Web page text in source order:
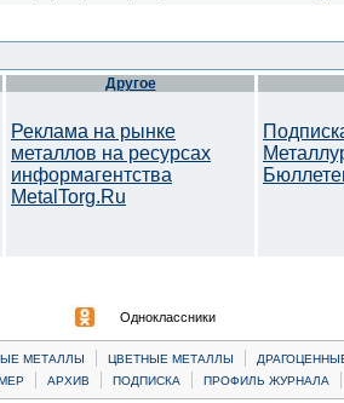
Другое
Реклама на рынке
металлов на ресурсах
информагентства
MetalTorg.Ru
Одноклассники
МЕТАЛЛЫ | ЦВЕТНЫЕ МЕТАЛЛЫ |
| АРХИВ | ПОДПИСКА | ПРОФИЛЬ ЖУРНАЛА |